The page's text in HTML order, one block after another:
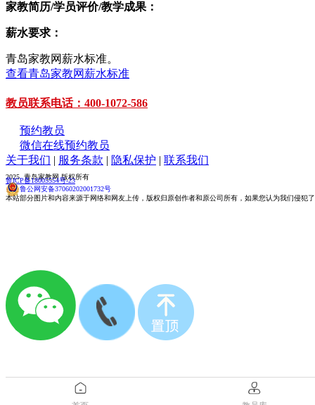
家教简历/学员评价/教学成果：
薪水要求：
青岛家教网薪水标准。
查看青岛家教网薪水标准
教员联系电话：400-1072-586
预约教员
微信在线预约教员
关于我们 | 服务条款 | 隐私保护 | 联系我们
2025 青岛家教网 版权所有
鲁ICP备18005554号-23
鲁公网安备37060202001732号
本站部分图片和内容来源于网络和网友上传，版权归原创作者和原公司所有，如果您认为我们侵犯